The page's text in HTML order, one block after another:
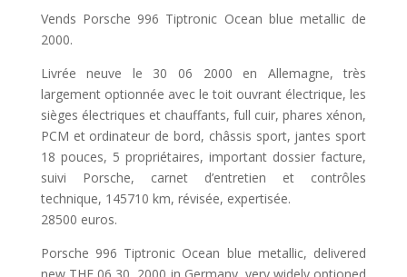
Vends Porsche 996 Tiptronic Ocean blue metallic de
2000.
Livrée neuve le 30 06 2000 en Allemagne, très
largement optionnée avec le toit ouvrant électrique, les
sièges électriques et chauffants, full cuir, phares xénon,
PCM et ordinateur de bord, châssis sport, jantes sport
18 pouces, 5 propriétaires, important dossier facture,
suivi Porsche, carnet d’entretien et contrôles
technique, 145710 km, révisée, expertisée.
28500 euros.
Porsche 996 Tiptronic Ocean blue metallic, delivered